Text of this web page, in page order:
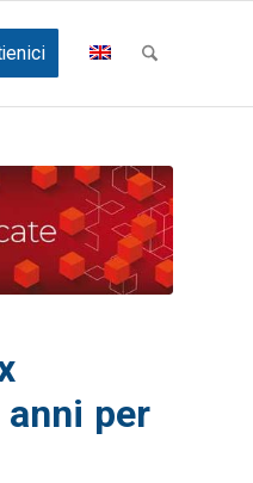
per